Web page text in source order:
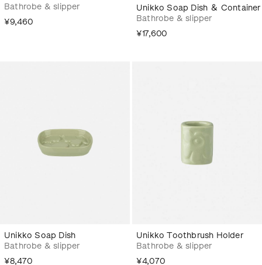
Bathrobe & slipper
¥9,460
Unikko Soap Dish ＆ Container
Bathrobe & slipper
¥17,600
Unikko Soap Dish
Bathrobe & slipper
¥8,470
Unikko Toothbrush Holder
Bathrobe & slipper
¥4,070